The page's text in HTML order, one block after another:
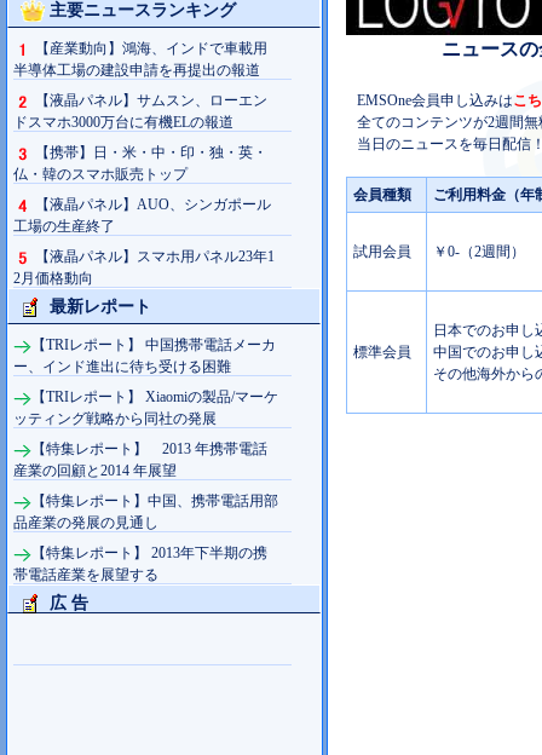
主要ニュースランキング
【産業動向】鴻海、インドで車載用
半導体工場の建設申請を再提出の報道
【液晶パネル】サムスン、ローエン
ドスマホ3000万台に有機ELの報道
【携帯】日・米・中・印・独・英・
仏・韓のスマホ販売トップ
【液晶パネル】AUO、シンガポール
工場の生産終了
【液晶パネル】スマホ用パネル23年1
2月価格動向
最新レポート
【TRIレポート】 中国携帯電話メーカ
ー、インド進出に待ち受ける困難
【TRIレポート】 Xiaomiの製品/マーケ
ッティング戦略から同社の発展
【特集レポート】 2013 年携帯電話
産業の回顧と2014 年展望
【特集レポート】中国、携帯電話用部
品産業の発展の見通し
【特集レポート】 2013年下半期の携
帯電話産業を展望する
広 告
ニュース
EMSOne会員申し込みはこ
全てのコンテンツが2週間
当日のニュースを毎日配信
会員種類 ご利用料金（年
試用会員 ￥0-（2週間）
標準会員
日本でのお申し
中国でのお申し
その他海外から